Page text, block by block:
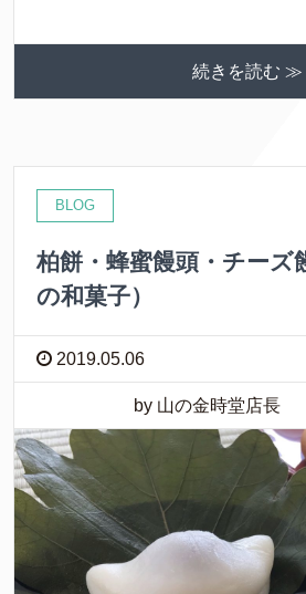
続きを読む ≫
BLOG
柏餅・蜂蜜饅頭・チーズ
の和菓子）
2019.05.06
by 山の金時堂店長